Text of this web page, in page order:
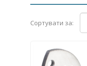
Сортувати за: